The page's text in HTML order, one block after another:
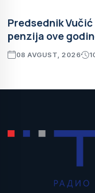
Predsednik
penzija ove
08 AVGUST, 2026